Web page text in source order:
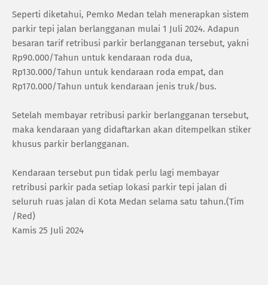
Seperti diketahui, Pemko Medan telah menerapkan sistem
parkir tepi jalan berlangganan mulai 1 Juli 2024. Adapun
besaran tarif retribusi parkir berlangganan tersebut, yakni
Rp90.000/Tahun untuk kendaraan roda dua,
Rp130.000/Tahun untuk kendaraan roda empat, dan
Rp170.000/Tahun untuk kendaraan jenis truk/bus.
Setelah membayar retribusi parkir berlangganan tersebut,
maka kendaraan yang didaftarkan akan ditempelkan stiker
khusus parkir berlangganan.
Kendaraan tersebut pun tidak perlu lagi membayar
retribusi parkir pada setiap lokasi parkir tepi jalan di
seluruh ruas jalan di Kota Medan selama satu tahun.(Tim
/Red)
Kamis 25 Juli 2024